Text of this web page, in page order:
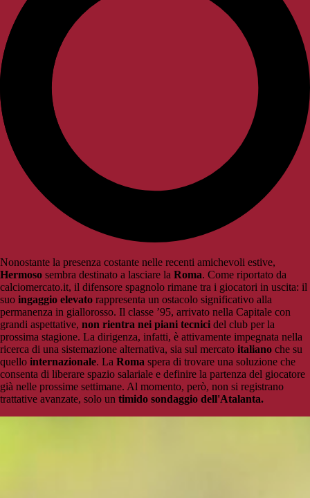
Nonostante la presenza costante nelle recenti amichevoli estive,
Hermoso sembra destinato a lasciare la Roma. Come riportato da
calciomercato.it, il difensore spagnolo rimane tra i giocatori in uscita: il
suo ingaggio elevato rappresenta un ostacolo significativo alla
permanenza in giallorosso. Il classe ’95, arrivato nella Capitale con
grandi aspettative, non rientra nei piani tecnici del club per la
prossima stagione. La dirigenza, infatti, è attivamente impegnata nella
ricerca di una sistemazione alternativa, sia sul mercato italiano che su
quello internazionale. La Roma spera di trovare una soluzione che
consenta di liberare spazio salariale e definire la partenza del giocatore
già nelle prossime settimane. Al momento, però, non si registrano
trattative avanzate, solo un timido sondaggio dell'Atalanta.